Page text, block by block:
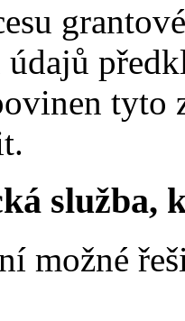
tyto
služba,
možné